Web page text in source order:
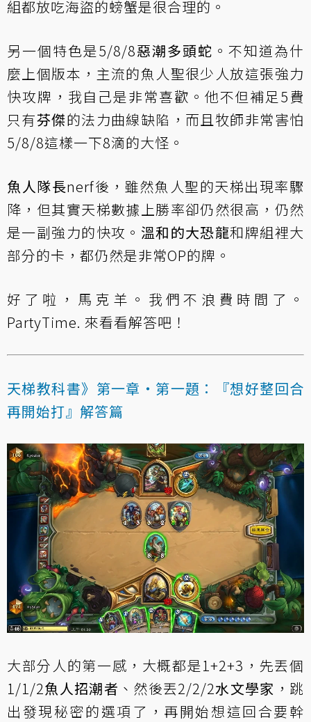
組都放吃海盜的螃蟹是很合理的。
另一個特色是5/8/8惡潮多頭蛇 。不知道為什
麼上個版本，主流的魚人聖很少人放這張強力
快攻牌，我自己是非常喜歡。他不但補足5費
只有芬傑的法力曲線缺陷，而且牧師非常害怕
5/8/8這樣一下8滴的大怪。
魚人隊長nerf後，雖然魚人聖的天梯出現率驟
降，但其實天梯數據上勝率卻仍然很高，仍然
是一副強力的快攻。 溫和的大恐龍和牌組裡大
部分的卡，都仍然是非常OP的牌。
好了啦，馬克羊。我們不浪費時間了。
PartyTime. 來看看解答吧！
天梯教科書》第一章‧第一題：『想好整回合
再開始打』解答篇
大部分人的第一感，大概都是1+2+3，先丟個
1/1/2魚人招潮者 、然後丟2/2/2水文學家 ，跳
出發現秘密的選項了，再開始想這回合要幹